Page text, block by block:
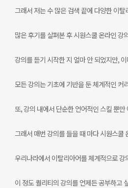
그래서 저는 수 많은 검색 끝에 다양한 이
많은 후기를 살펴본 후 시원스쿨 온라인 강
강의를 듣기 시작한 지 얼마 안 되었지만,
모든 강의는 기초에 기반을 둔 체계적인 커
또, 강의 내에서 단순한 언어적인 스킬 뿐
그래서 매번 강의를 들을 때 마다 시원스쿨
우리나라에서 이탈리아어를 체계적으로
이 정도 퀄리티의 강의를 언제든 공부하고